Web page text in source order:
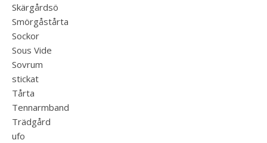
Skärgårdsö
Smörgåstårta
Sockor
Sous Vide
Sovrum
stickat
Tårta
Tennarmband
Trädgård
ufo